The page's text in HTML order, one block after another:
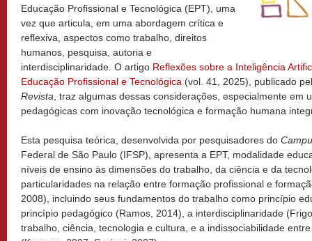
Educação Profissional e Tecnológica (EPT), uma
vez que articula, em uma abordagem crítica e
reflexiva, aspectos como trabalho, direitos
humanos, pesquisa, autoria e
interdisciplinaridade. O artigo Reflexões sobre a Inteligência
Educação Profissional e Tecnológica (vol. 41, 2025), publicado
Revista , traz algumas dessas considerações, especialmente em
pedagógicas com inovação tecnológica e formação humana
Esta pesquisa teórica, desenvolvida por pesquisadores do
Federal de São Paulo (IFSP), apresenta a EPT, modalidade
níveis de ensino às dimensões do trabalho, da ciência e da
particularidades na relação entre formação profissional e
2008), incluindo seus fundamentos do trabalho como princípio
princípio pedagógico (Ramos, 2014), a interdisciplinaridade
trabalho, ciência, tecnologia e cultura, e a indissociabilidade